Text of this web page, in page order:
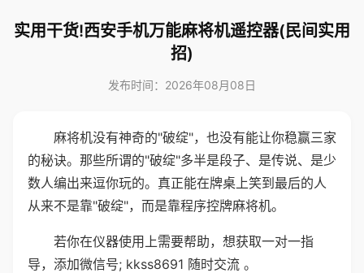
实用干货!西安手机万能麻将机遥控器(民间实用
招)
发布时间：2026年08月08日
麻将机没有神奇的"破绽"，也没有能让你稳赢三家
的秘诀。那些所谓的"破绽"多半是段子、是传说、是少
数人编出来逗你玩的。真正能在牌桌上笑到最后的人
从来不是靠"破绽"，而是靠程序控牌麻将机。
若你在仪器使用上需要帮助，想获取一对一指
导，添加微信号; kkss8691 随时交流 。